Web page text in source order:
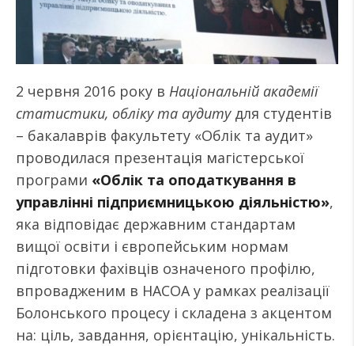
2 червня 2016 року в Національній академії
статистики, обліку та аудитудля студентів
– бакалаврів факультету «Облік та аудит»
проводилася презентація магістерської
програми «Облік та оподаткування в
управлінні підприємницькою діяльністю»,
яка відповідає державним стандартам
вищої освіти і європейським нормам
підготовки фахівців означеного профілю,
впровадженим в НАСОА у рамках реалізації
Болонського процесу і складена з акцентом
на: ціль, завдання, орієнтацію, унікальність.